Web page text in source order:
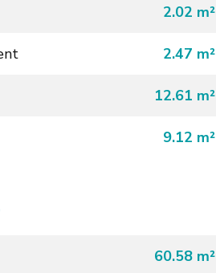
2.02 m²
2.47 m²
12.61 m²
9.12 m²
60.58 m²